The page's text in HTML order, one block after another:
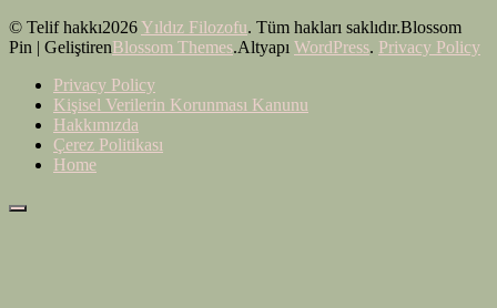
© Telif hakkı2026Yıldız Filozofu. Tüm hakları saklıdır.Blossom
Pin | GeliştirenBlossom Themes.Altyapı WordPress. Privacy Policy
Privacy Policy
Kişisel Verilerin Korunması Kanunu
Hakkımızda
Çerez Politikası
Home